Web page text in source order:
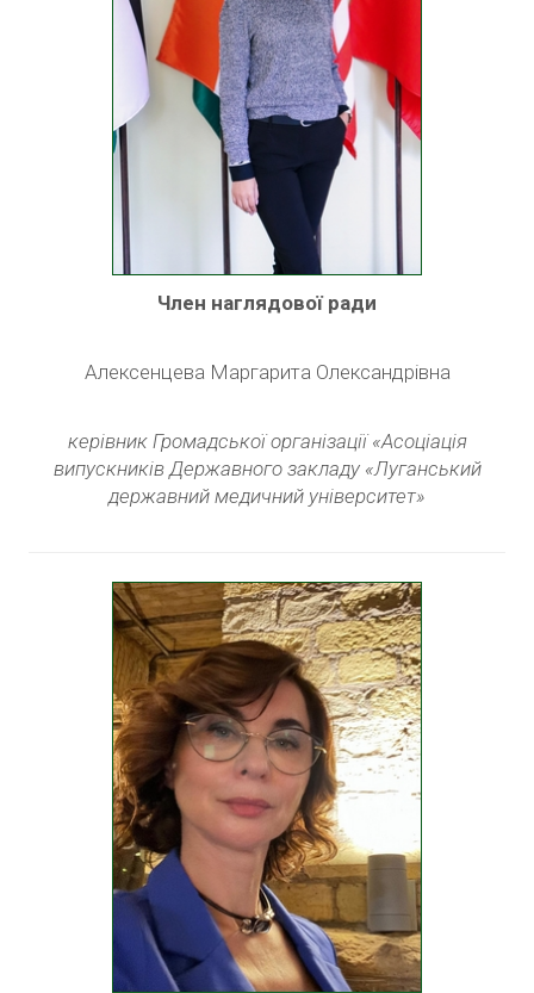
Член наглядової ради
Алексенцева Маргарита Олександрівна
керівник Громадської організації «Асоціація
випускників Державного закладу «Луганський
державний медичний університет»